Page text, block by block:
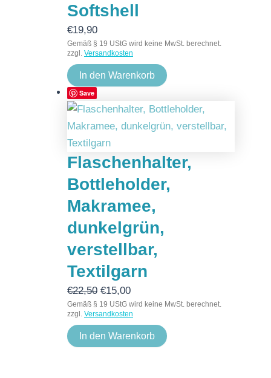
Softshell
€19,90
Gemäß § 19 UStG wird keine MwSt. berechnet.
zzgl. Versandkosten
In den Warenkorb
Save
Flaschenhalter,
Bottleholder,
Makramee,
dunkelgrün,
verstellbar,
Textilgarn
€22,50 €15,00
Gemäß § 19 UStG wird keine MwSt. berechnet.
zzgl. Versandkosten
In den Warenkorb